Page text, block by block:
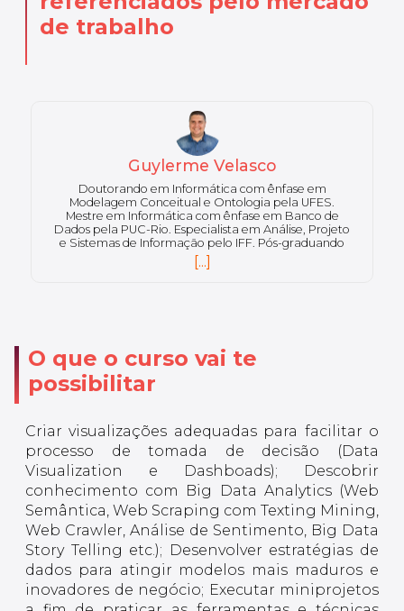
de trabalho
Guylerme Velasco
Doutorando em Informática com ênfase em
Modelagem Conceitual e Ontologia pela UFES.
Mestre em Informática com ênfase em Banco de
Dados pela PUC-Rio. Especialista em Análise, Projeto
e Sistemas de Informação pelo IFF. Pós-graduando
em Ciência de Dados pela PUC-Rio. Bacharel em
Ciência da Computação. Atua há mais de 10 anos
[...]
O que o curso vai te
possibilitar
Criar visualizações adequadas para facilitar o
processo de tomada de decisão (Data
Visualization e Dashboads); Descobrir
conhecimento com Big Data Analytics (Web
Semântica, Web Scraping com Texting Mining,
Web Crawler, Análise de Sentimento, Big Data
Story Telling etc.); Desenvolver estratégias de
dados para atingir modelos mais maduros e
inovadores de negócio; Executar miniprojetos